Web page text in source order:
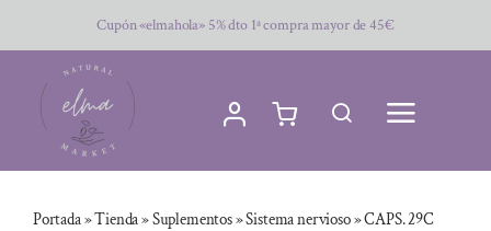
al
contenido
Cupón «elmahola» 5% dto 1ª compra mayor de 45€
Portada»Tienda»Suplementos»Sistema nervioso»CAPS. 29C